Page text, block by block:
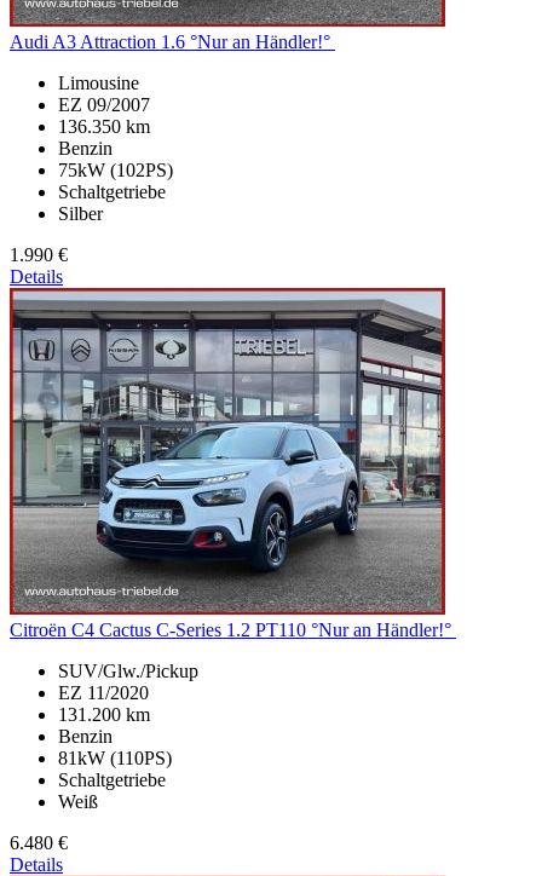
Audi A3 Attraction 1.6 °Nur an Händler!°
Limousine
EZ 09/2007
136.350 km
Benzin
75kW (102PS)
Schaltgetriebe
Silber
1.990 €
Details
Citroën C4 Cactus C-Series 1.2 PT110 °Nur an Händler!°
SUV/Glw./Pickup
EZ 11/2020
131.200 km
Benzin
81kW (110PS)
Schaltgetriebe
Weiß
6.480 €
Details